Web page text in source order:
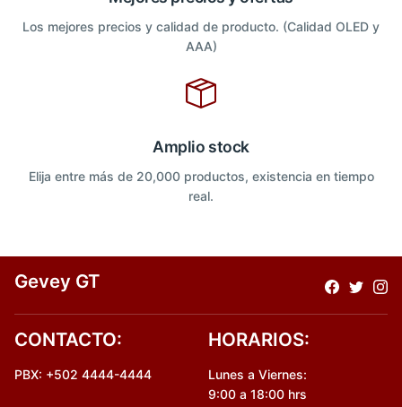
Los mejores precios y calidad de producto. (Calidad OLED y
AAA)
Amplio stock
Elija entre más de 20,000 productos, existencia en tiempo
real.
Gevey GT
CONTACTO:
PBX: +502 4444-4444
HORARIOS:
Lunes a Viernes:
9:00 a 18:00 hrs